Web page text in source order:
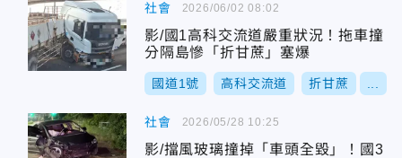
社會
影/國1高科交流道嚴重狀況！拖車撞
分隔島慘「折甘蔗」塞爆
國道1號 高科交流道 折甘蔗
2026/06/02 08:02
社會
影/擋風玻璃撞掉「車頭全毀」！國3
2026/05/28 10:25